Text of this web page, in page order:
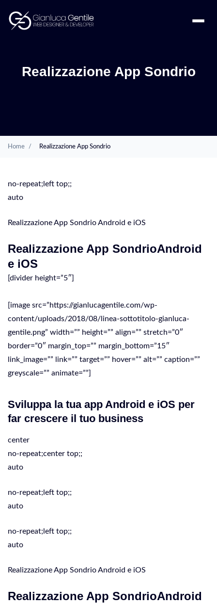
Realizzazione App Sondrio
Home / Realizzazione App Sondrio
no-repeat;left top;;
auto
Realizzazione App Sondrio Android e iOS
Realizzazione App SondrioAndroid
e iOS
[divider height=”5″]
[image src=”https://gianlucagentile.com/wp-
content/uploads/2018/08/linea-sottotitolo-gianluca-
gentile.png” width=”” height=”” align=”” stretch=”0″
border=”0″ margin_top=”” margin_bottom=”15″
link_image=”” link=”” target=”” hover=”” alt=”” caption=””
greyscale=”” animate=””]
Sviluppa la tua app Android e iOS per
far crescere il tuo business
center
no-repeat;center top;;
auto
no-repeat;left top;;
auto
no-repeat;left top;;
auto
Realizzazione App Sondrio Android e iOS
Realizzazione App SondrioAndroid